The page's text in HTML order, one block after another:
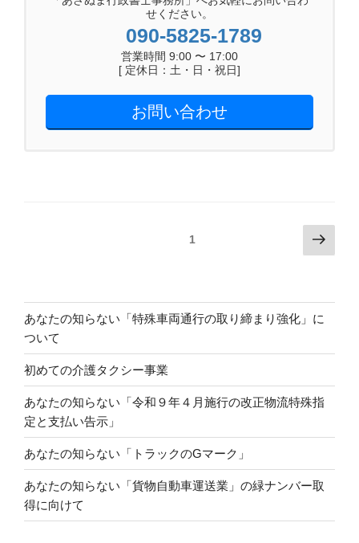
せください。
090-5825-1789
営業時間 9:00 〜 17:00
[ 定休日：土・日・祝日]
お問い合わせ
ペ
ー
ジ
送
り
1
次
の
ジ
あなたの知らない「特殊車両通行の取り締まり強化」に
ついて
初めての介護タクシー事業
あなたの知らない「令和９年４月施行の改正物流特殊指
定と支払い告示」
あなたの知らない「トラックのGマーク」
あなたの知らない「貨物自動車運送業」の緑ナンバー取
得に向けて